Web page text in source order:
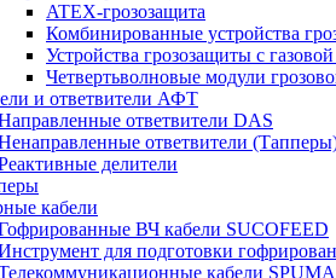
ATEX-грозозащита
Комбинированные устройства
Устройства грозозащиты с
Четвертьволновые модули
и ответвители АФТ
ответвители DAS
ответвители
делители
кабели
ВЧ кабели SUCOFEED
для подготовки
кабели SPUMA